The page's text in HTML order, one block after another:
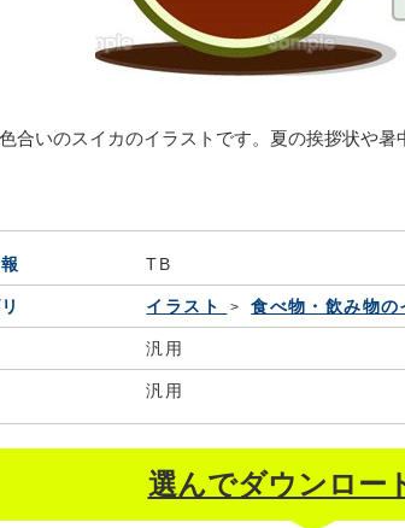
合いのスイカのイラストです。夏の挨拶状や
TB
イラスト 食べ物・飲み物の
汎用
汎用
選んでダウンロー